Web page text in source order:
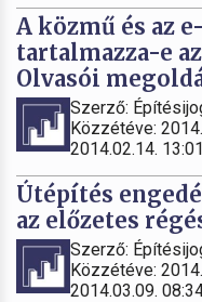
A közmű és az
tartalmazza-e
Olvasói
Szerző:
Közzétéve:
2014.02.14. 13:01
Útépítés
az előzetes
Szerző:
Közzétéve:
2014.03.09.